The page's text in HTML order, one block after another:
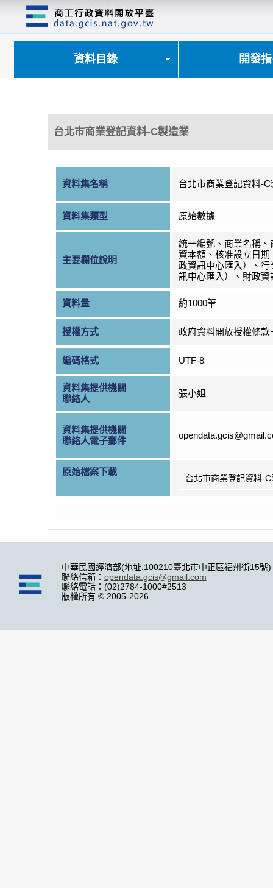
資料目錄 開發
台北市商業登記資料-C製造業
資料集名稱 台北市商業登記資料-C
資料集類型 原始數據
主要欄位說明
統一編號、商業名稱、
資本額、核准設立日期
政資訊中心匯入）、行
訊中心匯入）、財政資
資料量 約1000筆
授權方式 政府資料開放授權條款
編碼格式 UTF-8
資料集提供機關
聯絡人
張小姐
資料集提供機關
聯絡人電子郵件
原始檔案下載
台北市商業登記資料-
中華民國經濟部(地址:100210臺北市中正區福州街15號)
聯絡信箱： opendata.gcis@gmail.com
聯絡電話：(02)2784-1000#2513
版權所有 © 2005-2026